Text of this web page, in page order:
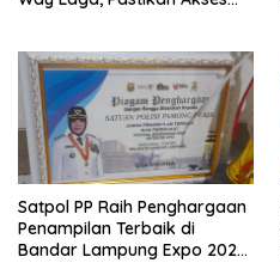
Satpol PP Raih Penghargaan
Penampilan Terbaik di
Bandar Lampung Expo 2026,